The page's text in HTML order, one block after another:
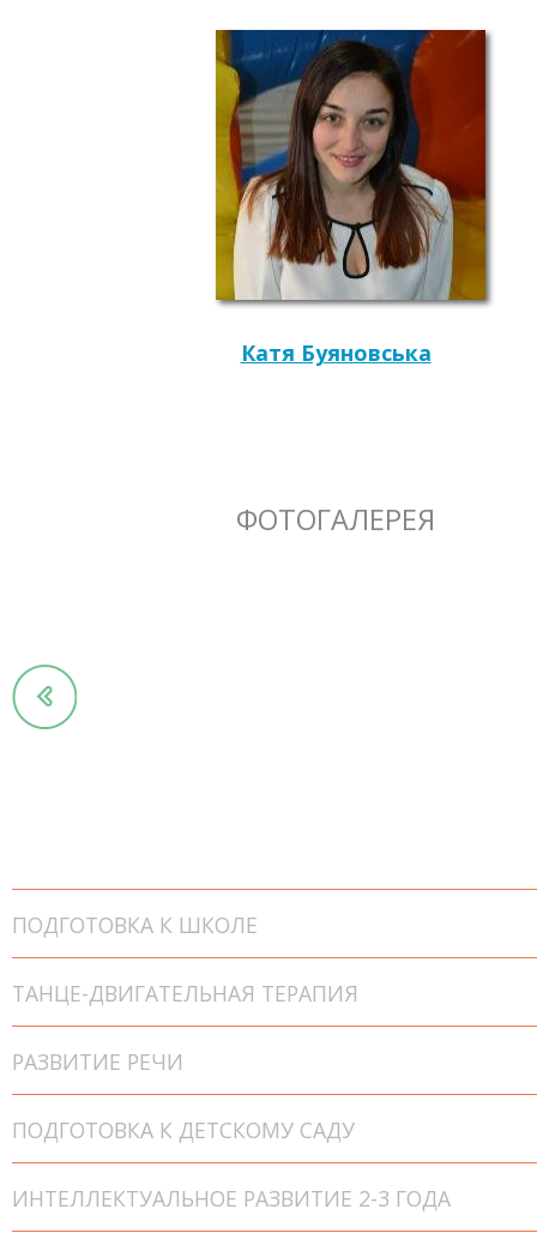
Катя Буяновська
ФОТОГАЛЕРЕЯ
ПОДГОТОВКА К ШКОЛЕ
ТАНЦЕ-ДВИГАТЕЛЬНАЯ ТЕРАПИЯ
РАЗВИТИЕ РЕЧИ
ПОДГОТОВКА К ДЕТСКОМУ САДУ
ИНТЕЛЛЕКТУАЛЬНОЕ РАЗВИТИЕ 2-3 ГОДА